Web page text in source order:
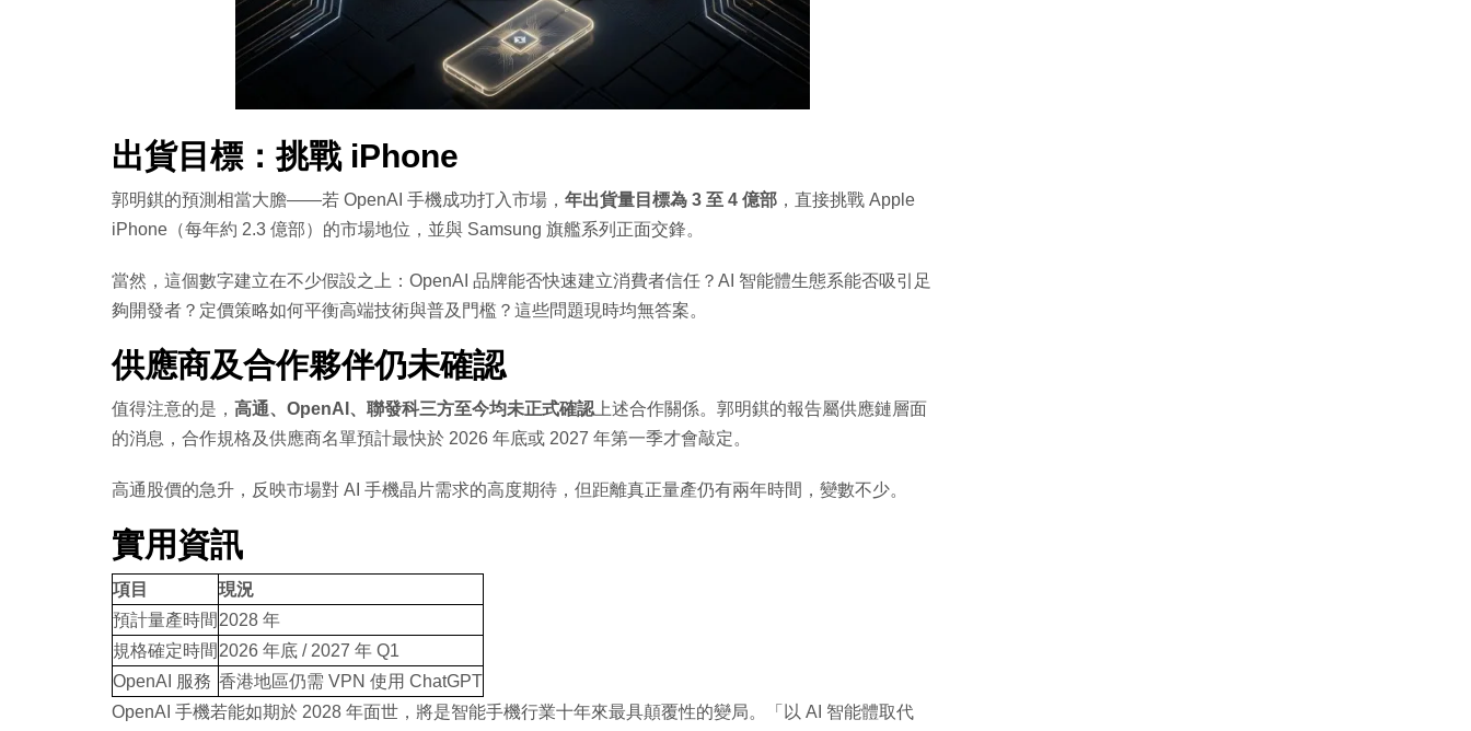
出貨目標：挑戰 iPhone
郭明錤的預測相當大膽——若 OpenAI 手機成功打入市場， 年出貨量目標為 3 至 4 億部 ，直接挑戰 Apple
iPhone（每年約 2.3 億部）的市場地位，並與 Samsung 旗艦系列正面交鋒。
當然，這個數字建立在不少假設之上：OpenAI 品牌能否快速建立消費者信任？AI 智能體生態系能否吸引足
夠開發者？定價策略如何平衡高端技術與普及門檻？這些問題現時均無答案。
供應商及合作夥伴仍未確認
值得注意的是， 高通、OpenAI、聯發科三方至今均未正式確認 上述合作關係。郭明錤的報告屬供應鏈層面
的消息，合作規格及供應商名單預計最快於 2026 年底或 2027 年第一季才會敲定。
高通股價的急升，反映市場對 AI 手機晶片需求的高度期待，但距離真正量產仍有兩年時間，變數不少。
實用資訊
項目
現況
預計量產時間 2028 年
規格確定時間 2026 年底 / 2027 年 Q1
OpenAI 服務 香港地區仍需 VPN 使用 ChatGPT
OpenAI 手機若能如期於 2028 年面世，將是智能手機行業十年來最具顛覆性的變局。「以 AI 智能體取代